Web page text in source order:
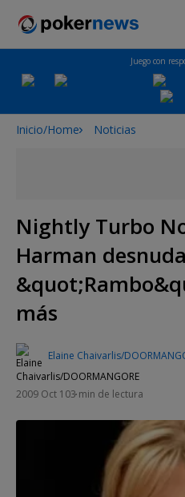
Juego con
Inicio/Home Noticias
Nightly Turbo
Harman
más
Elaine Chaivarlis/
2009 Oct 103 min de lectura